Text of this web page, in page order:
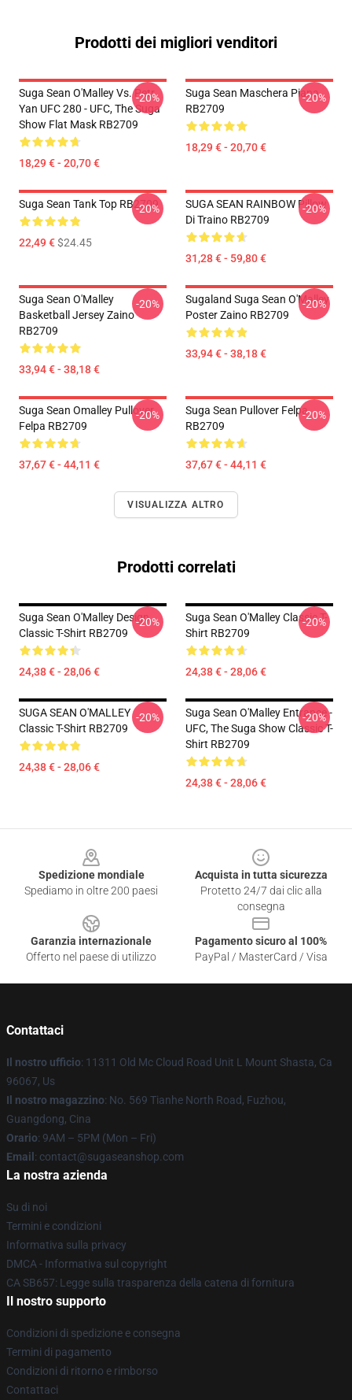
Prodotti dei migliori venditori
Suga Sean O'Malley Vs. Petr
Yan UFC 280 - UFC, The Suga
Show Flat Mask RB2709
18,29 € - 20,70 €
-20%
Suga Sean Maschera Piana
RB2709
18,29 € - 20,70 €
-20%
Suga Sean Tank Top RB2709
22,49 €$24.45
-20%
SUGA SEAN RAINBOW Pillow
Di Traino RB2709
31,28 € - 59,80 €
-20%
Suga Sean O'Malley
Basketball Jersey Zaino
RB2709
33,94 € - 38,18 €
-20%
Sugaland Suga Sean O'Malley
Poster Zaino RB2709
33,94 € - 38,18 €
-20%
Suga Sean Omalley Pullover
Felpa RB2709
37,67 € - 44,11 €
-20%
Suga Sean Pullover Felpa
RB2709
37,67 € - 44,11 €
-20%
VISUALIZZA ALTRO
Prodotti correlati
Suga Sean O'Malley Design
Classic T-Shirt RB2709
24,38 € - 28,06 €
-20%
Suga Sean O'Malley Classic T-
Shirt RB2709
24,38 € - 28,06 €
-20%
SUGA SEAN O'MALLEY
Classic T-Shirt RB2709
24,38 € - 28,06 €
-20%
Suga Sean O'Malley Entrance -
UFC, The Suga Show Classic T-
Shirt RB2709
24,38 € - 28,06 €
-20%
Spedizione mondiale
Spediamo in oltre 200 paesi
Acquista in tutta sicurezza
Protetto 24/7 dai clic alla
consegna
Garanzia internazionale
Offerto nel paese di utilizzo
Pagamento sicuro al 100%
PayPal / MasterCard / Visa
Contattaci
Il nostro ufficio: 11311 Old Mc Cloud Road Unit L Mount Shasta, Ca
96067, Us
Il nostro magazzino: No. 569 Tianhe North Road, Fuzhou,
Guangdong, Cina
Orario: 9AM – 5PM (Mon – Fri)
Email : contact@sugaseanshop.com
La nostra azienda
Su di noi
Termini e condizioni
Informativa sulla privacy
DMCA - Informativa sul copyright
CA SB657: Legge sulla trasparenza della catena di fornitura
Il nostro supporto
Condizioni di spedizione e consegna
Termini di pagamento
Condizioni di ritorno e rimborso
Contattaci